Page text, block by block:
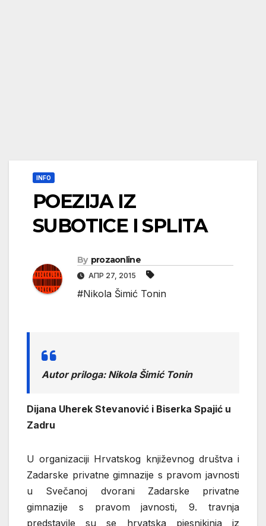
INFO
POEZIJA IZ
SUBOTICE I SPLITA
By prozaonline
АПР 27, 2015
#Nikola Šimić Tonin
Autor priloga: Nikola Šimić Tonin
Dijana Uherek Stevanović i Biserka Spajić u
Zadru
U organizaciji Hrvatskog književnog društva i
Zadarske privatne gimnazije s pravom javnosti
u Svečanoj dvorani Zadarske privatne
gimnazije s pravom javnosti, 9. travnja
predstavile su se hrvatska pjesnikinja iz